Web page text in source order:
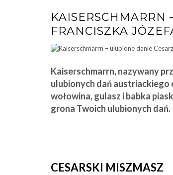
FRANCISZKA
Kaiserschmarrn, nazywany
ulubionych dań austriackiego
wołowina, gulasz i babka
grona Twoich ulubionych dań.
CESARSKI MISZMASZ